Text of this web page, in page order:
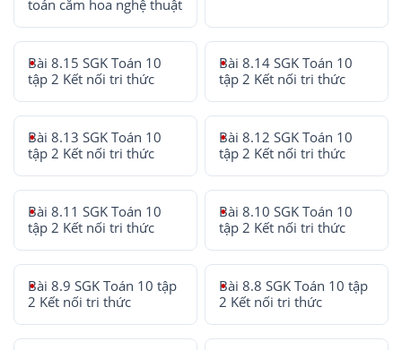
toán cắm hoa nghệ thuật
Bài 8.15 SGK Toán 10
tập 2 Kết nối tri thức
Bài 8.14 SGK Toán 10
tập 2 Kết nối tri thức
Bài 8.13 SGK Toán 10
tập 2 Kết nối tri thức
Bài 8.12 SGK Toán 10
tập 2 Kết nối tri thức
Bài 8.11 SGK Toán 10
tập 2 Kết nối tri thức
Bài 8.10 SGK Toán 10
tập 2 Kết nối tri thức
Bài 8.9 SGK Toán 10 tập
2 Kết nối tri thức
Bài 8.8 SGK Toán 10 tập
2 Kết nối tri thức